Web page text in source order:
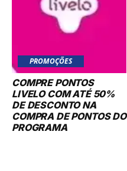
PROMOÇÕES
COMPRE PONTOS
LIVELO COM ATÉ 50%
DE DESCONTO NA
COMPRA DE PONTOS DO
PROGRAMA